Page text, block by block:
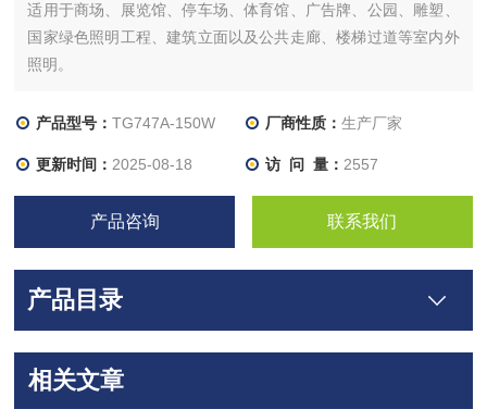
适用于商场、展览馆、停车场、体育馆、广告牌、公园、雕塑、
国家绿色照明工程、建筑立面以及公共走廊、楼梯过道等室内外
照明。
产品型号：TG747A-150W 厂商性质： 生产厂家
更新时间： 2025-08-18 访 问 量： 2557
产品咨询 联系我们
产品目录
相关文章